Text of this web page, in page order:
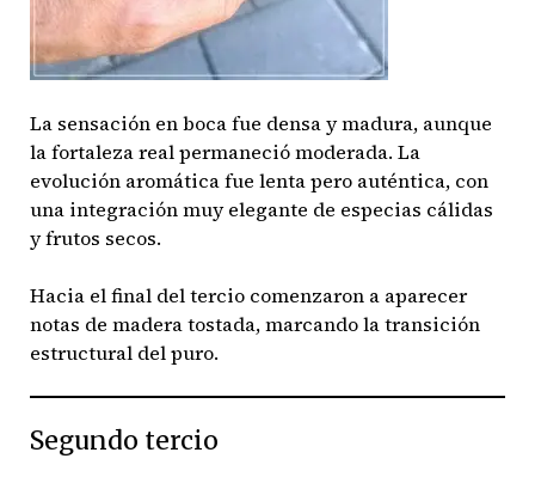
La sensación en boca fue densa y madura, aunque
la fortaleza real permaneció moderada. La
evolución aromática fue lenta pero auténtica, con
una integración muy elegante de especias cálidas
y frutos secos.
Hacia el final del tercio comenzaron a aparecer
notas de madera tostada, marcando la transición
estructural del puro.
Segundo tercio